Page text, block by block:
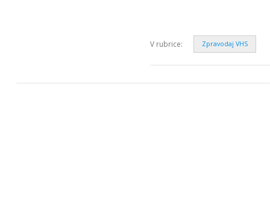
V rubrice: Zpravodaj VHS